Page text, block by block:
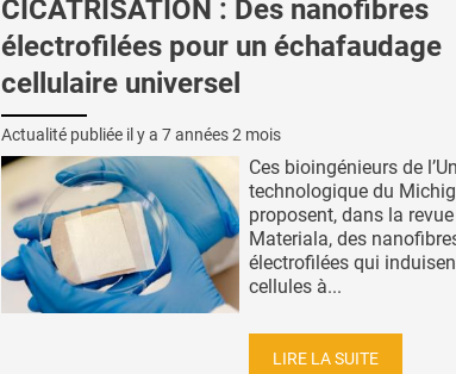
CICATRISATION : Des nanofibres
électrofilées pour un échafaudage
cellulaire universel
Actualité publiée il y a 7 années 2 mois
Ces bioingénieurs de
technologique du
proposent, dans la revue
Materiala, des
électrofilées qui
cellules à...
LIRE LA SUITE